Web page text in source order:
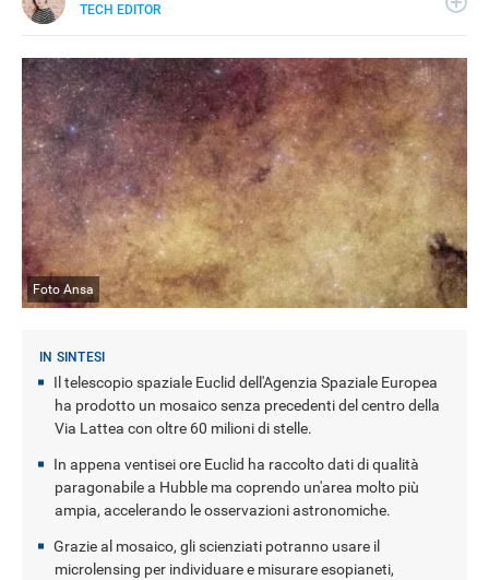
TECH EDITOR
SITO
Tecnologia si occupa della sezione Scienza Pop. La sua
passione più grande? La fotografia.
Foto Ansa
Il telescopio spaziale Euclid dell'Agenzia Spaziale Europea
ha prodotto un mosaico senza precedenti del centro della
Via Lattea con oltre 60 milioni di stelle.
In appena ventisei ore Euclid ha raccolto dati di qualità
paragonabile a Hubble ma coprendo un'area molto più
ampia, accelerando le osservazioni astronomiche.
Grazie al mosaico, gli scienziati potranno usare il
microlensing per individuare e misurare esopianeti,